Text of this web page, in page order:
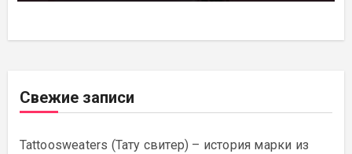
Свежие записи
Tattoosweaters (Тату свитер) – история марки из